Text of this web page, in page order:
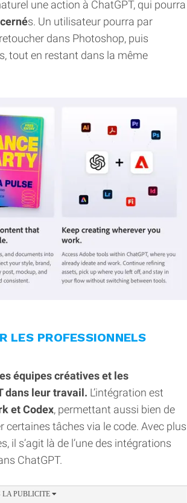
une action à ChatGPT, qui pourra
s. Un utilisateur pourra par
dans Photoshop, puis
tout en restant dans la même
LES PROFESSIONNELS
équipes créatives et les
dans leur travail. L’intégration est
et Codex, permettant aussi bien de
tâches via le code. Avec plus
il s’agit là de l’une des intégrations
ChatGPT.